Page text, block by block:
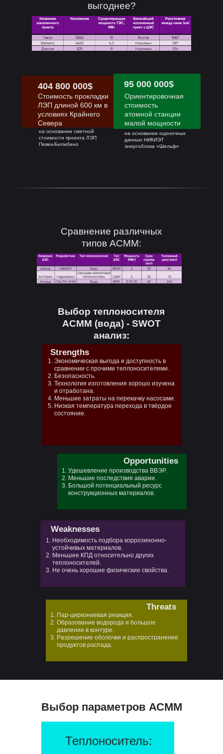
выгоднее?
Ориентировочная
стоимость
атомной станции
малой мощности
Стоимость прокладки
ЛЭП длиной 600 км в
условиях Крайнего
Севера
95 000 000$
404 800 000$
на основании сметной
стоимости проекта ЛЭП
Певек-Билибино
на основании оценочных
данных НИКИЭТ
энергоблока «Шельф»
Сравнение различных
типов АСММ:
Strengths
Weaknesses
Opportunities
Threats
Экономическая выгода и доступность в
сравнении с прочими теплоносителями.
Безопасность.
Технология изготовления хорошо изучена
и отработана.
Меньшие затраты на перекачку насосами.
Низкая температура перехода в твёрдое
состояние.
Необходимость подбора коррозинонно-
устойчивых материалов.
Меньшее КПД относительно других
теплоносителей.
Не очень хорошие физические свойства.
Удешевление производства ВВЭР.
Меньшие последствия аварии.
Большой потенциальный ресурс
конструкционных материалов.
Пар-циркониевая реакция.
Образование водорода и большое
давление в контуре.
Разрешение оболочки и распространение
продуктов распада.
Выбор теплоносителя
АСММ (вода) - SWOT
анализ:
Выбор параметров АСММ
Теплоноситель: